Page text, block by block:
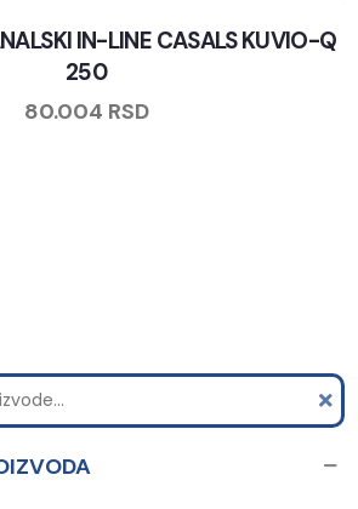
IN-LINE CASALS KUVIO-Q
250
80.004 RSD